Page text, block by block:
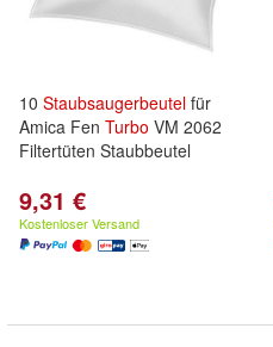
10 Staubsaugerbeutel für
Amica Fen Turbo VM 2062
Filtertüten Staubbeutel
9,31 €
Kostenloser Versand